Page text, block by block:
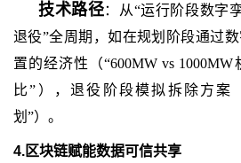
技术路径：从“运行阶段数字
退役”全周期，如在规划阶段通过
置的经济性（“600MW vs
比”），退役阶段模拟拆除方案
划”）。
4.区块链赋能数据可信共享